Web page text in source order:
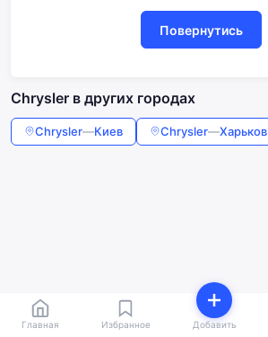
Повернутись
Chrysler в других городах
Chrysler—Киев Chrysler—Харьков
Главная Избранное Добавить